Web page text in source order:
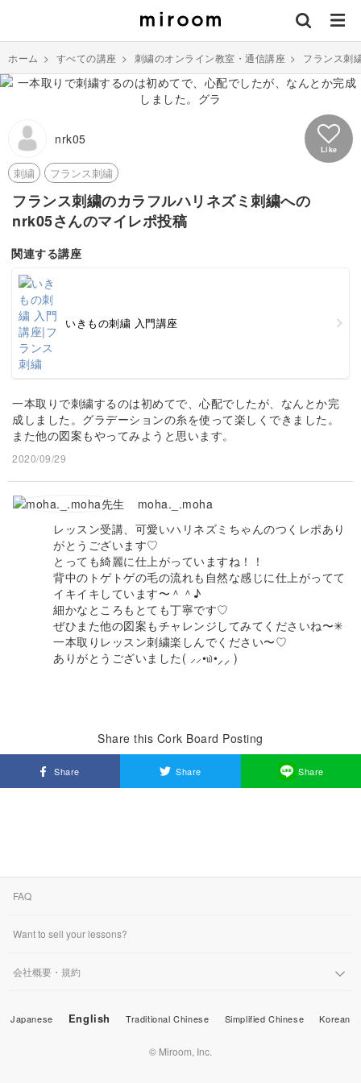
ホーム > すべての講座 > 刺繍のオンライン教室・通信講座 > フランス刺
nrk05
Like
刺繍 フランス刺繍
フランス刺繍のカラフルハリネズミ刺繍への
nrk05さんのマイレポ投稿
関連する講座
いきもの刺繍 入門講座
一本取りで刺繍するのは初めてで、心配でしたが、なんとか完
成しました。グラデーションの糸を使って楽しくできました。
また他の図案もやってみようと思います。
2020/09/29
moha._.moha
レッスン受講、可愛いハリネズミちゃんのつくレポあり
がとうございます♡
とっても綺麗に仕上がっていますね！！
背中のトゲトゲの毛の流れも自然な感じに仕上がってて
イキイキしています〜＾＾♪
細かなところもとても丁寧です♡
ぜひまた他の図案もチャレンジしてみてくださいね〜✳︎
一本取りレッスン刺繍楽しんでください〜♡
ありがとうございました( ⸝⸝•௰•⸝⸝ )
Share this Cork Board Posting
Share Share Share
FAQ
Want to sell your lessons?
会社概要・規約
Japanese English Traditional Chinese Simplified Chinese Korean
© Miroom, Inc.